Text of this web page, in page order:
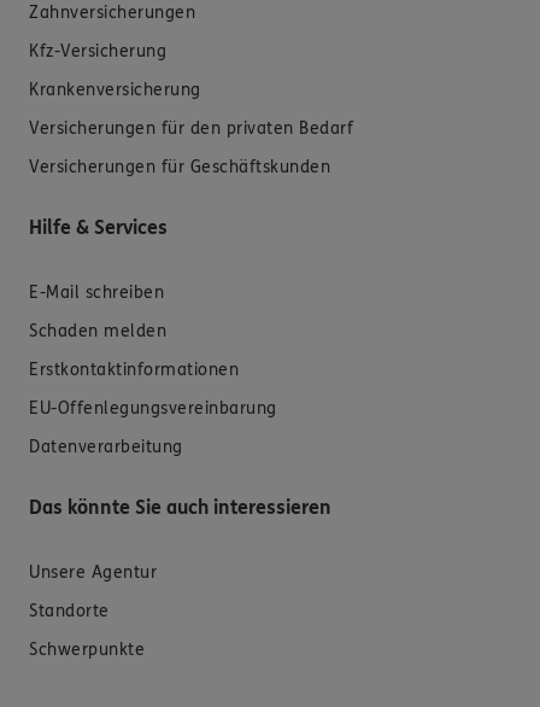
Zahnversicherungen
Kfz-Versicherung
Krankenversicherung
Versicherungen für den privaten Bedarf
Versicherungen für Geschäftskunden
Hilfe & Services
E-Mail schreiben
Schaden melden
Erstkontaktinformationen
EU-Offenlegungsvereinbarung
Datenverarbeitung
Das könnte Sie auch interessieren
Unsere Agentur
Standorte
Schwerpunkte